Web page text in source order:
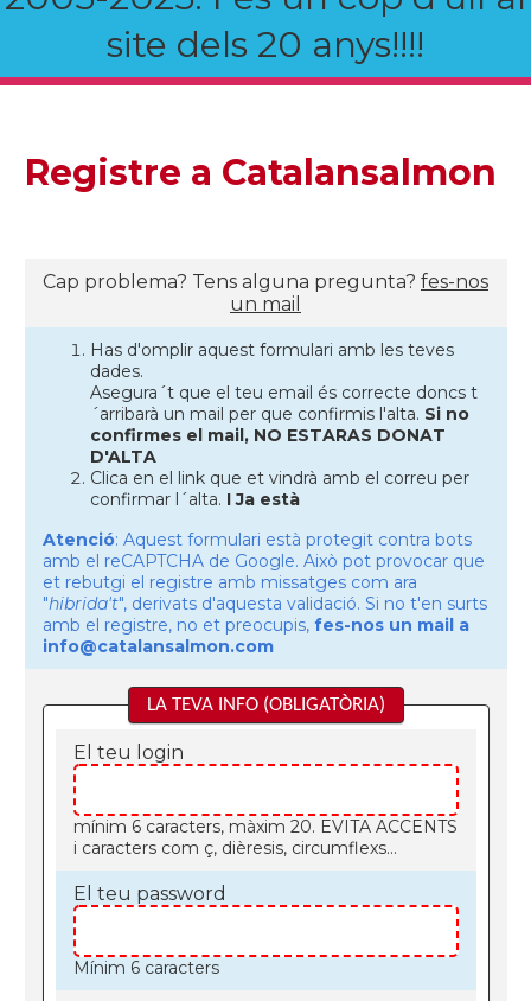
site dels 20 anys!!!!
Registre a Catalansalmon
Cap problema? Tens alguna pregunta? fes-nos
un mail
Has d'omplir aquest formulari amb les teves
dades.
Asegura´t que el teu email és correcte doncs t
´arribarà un mail per que confirmis l'alta. Si no
confirmes el mail, NO ESTARAS DONAT
D'ALTA
Clica en el link que et vindrà amb el correu per
confirmar l´alta. I Ja està
Atenció: Aquest formulari està protegit contra bots
amb el reCAPTCHA de Google. Això pot provocar que
et rebutgi el registre amb missatges com ara
"hibrida't", derivats d'aquesta validació. Si no t'en surts
amb el registre, no et preocupis, fes-nos un mail a
info@catalansalmon.com
LA TEVA INFO (OBLIGATÒRIA)
El teu login
mínim 6 caracters, màxim 20. EVITA ACCENTS
i caracters com ç, dièresis, circumflexs...
El teu password
Mínim 6 caracters